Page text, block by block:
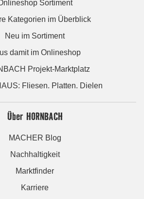
Sortiment
Kategorien im Überblick
Neu im Sortiment
damit im Onlineshop
Projekt-Marktplatz
Fliesen. Platten. Dielen
Über HORNBACH
MACHER Blog
Nachhaltigkeit
Marktfinder
Karriere